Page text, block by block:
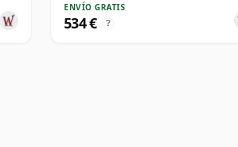
ENVÍO GRATIS
534 € ?